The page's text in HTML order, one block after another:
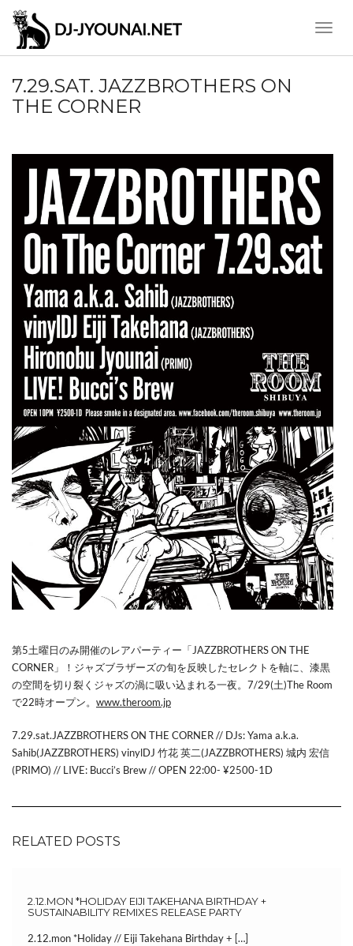
Toggle
7.29.SAT. JAZZBROTHERS ON
THE CORNER
第5土曜日のみ開催のレアパーティー「JAZZBROTHERS ON THE
CORNER」！ジャズブラザーズの旬を反映したセレクトを軸に、漆黒
の空間を切り裂くジャズの渦に吸い込まれる一夜。7/29(土)The Room
で22時オープン。 www.theroom.jp
7.29.sat.JAZZBROTHERS ON THE CORNER // DJs: Yama a.k.a.
Sahib(JAZZBROTHERS) vinylDJ 竹花 英二(JAZZBROTHERS) 城内 宏信
(PRIMO) // LIVE: Bucci’s Brew // OPEN 22:00- ¥2500-1D
RELATED POSTS
2.12.MON *HOLIDAY EIJI TAKEHANA BIRTHDAY +
SUSTAINABILITY REMIXES RELEASE PARTY
2.12.mon *Holiday // Eiji Takehana Birthday + […]